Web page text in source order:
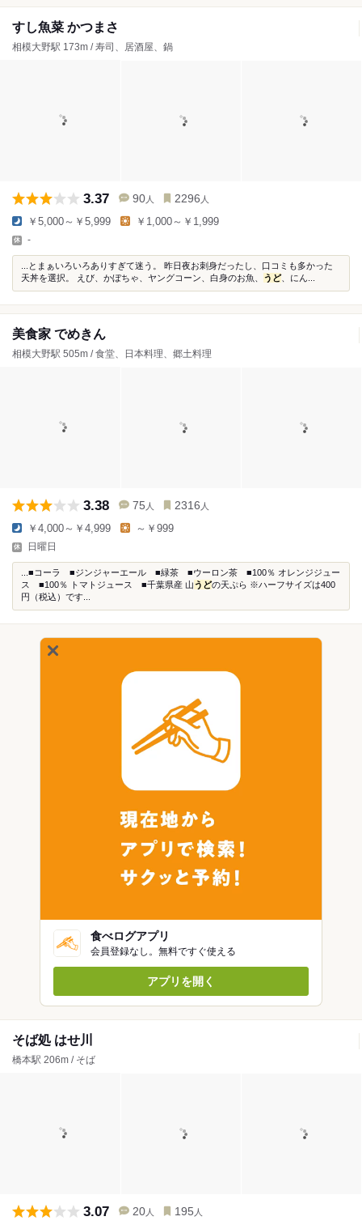
すし魚菜 かつまさ
相模大野駅 173m / 寿司、居酒屋、鍋
3.37 90 人 2296 人
￥5,000～￥5,999 ￥1,000～￥1,999
-
...とまぁいろいろありすぎて迷う。 昨日夜お刺身だったし、口コミも多かった
天丼を選択。 えび、かぼちゃ、ヤングコーン、白身のお魚、 うど、にん...
美食家 でめきん
相模大野駅 505m / 食堂、日本料理、郷土料理
3.38 75 人 2316 人
￥4,000～￥4,999 ～￥999
日曜日
...■コーラ ■ジンジャーエール ■緑茶 ■ウーロン茶 ■100％ オレンジジュー
ス ■100％ トマトジュース ■千葉県産 山うどの天ぷら ※ハーフサイズは400
円（税込）です...
食べログアプリ
会員登録なし。無料ですぐ使える
アプリを開く
そば処 はせ川
橋本駅 206m / そば
3.07 20 人 195 人